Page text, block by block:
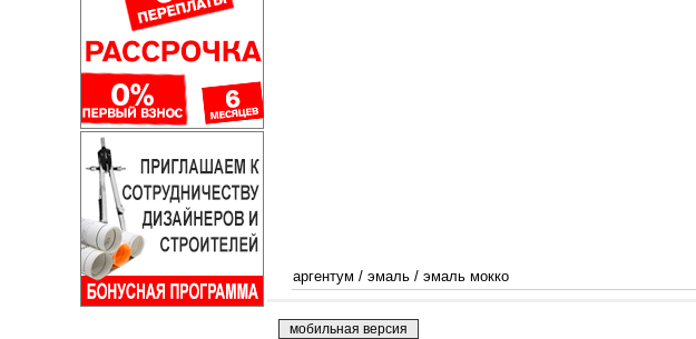
аргентум / эмаль / эмаль мокко